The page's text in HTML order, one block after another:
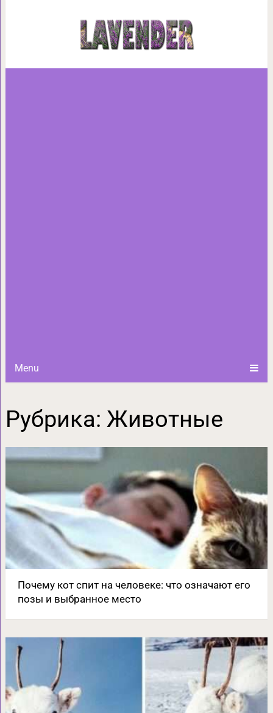
Menu
Рубрика: Животные
Почему кот спит на человеке: что означают его
позы и выбранное место